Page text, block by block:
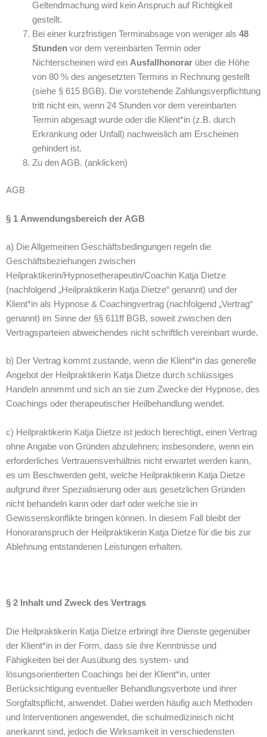
Geltendmachung wird kein Anspruch auf Richtigkeit
gestellt.
Bei einer kurzfristigen Terminabsage von weniger als 48
Stundenvor dem vereinbarten Termin oder
Nichterscheinen wird ein Ausfallhonorarüber die Höhe
von 80 % des angesetzten Termins in Rechnung gestellt
(siehe § 615 BGB). Die vorstehende Zahlungsverpflichtung
tritt nicht ein, wenn 24 Stunden vor dem vereinbarten
Termin abgesagt wurde oder die Klient*in (z.B. durch
Erkrankung oder Unfall) nachweislich am Erscheinen
gehindert ist.
Zu den AGB. (anklicken)
AGB
§ 1 Anwendungsbereich der AGB
a) Die Allgemeinen Geschäftsbedingungen regeln die
Geschäftsbeziehungen zwischen
Heilpraktikerin/Hypnosetherapeutin/Coachin Katja Dietze
(nachfolgend „Heilpraktikerin Katja Dietze“ genannt) und der
Klient*in als Hypnose & Coachingvertrag (nachfolgend „Vertrag“
genannt) im Sinne der §§ 611ff BGB, soweit zwischen den
Vertragsparteien abweichendes nicht schriftlich vereinbart wurde.
b) Der Vertrag kommt zustande, wenn die Klient*in das generelle
Angebot der Heilpraktikerin Katja Dietze durch schlüssiges
Handeln annimmt und sich an sie zum Zwecke der Hypnose, des
Coachings oder therapeutischer Heilbehandlung wendet.
c) Heilpraktikerin Katja Dietze ist jedoch berechtigt, einen Vertrag
ohne Angabe von Gründen abzulehnen; insbesondere, wenn ein
erforderliches Vertrauensverhältnis nicht erwartet werden kann,
es um Beschwerden geht, welche Heilpraktikerin Katja Dietze
aufgrund ihrer Spezialisierung oder aus gesetzlichen Gründen
nicht behandeln kann oder darf oder welche sie in
Gewissenskonflikte bringen können. In diesem Fall bleibt der
Honoraranspruch der Heilpraktikerin Katja Dietze für die bis zur
Ablehnung entstandenen Leistungen erhalten.
§ 2 Inhalt und Zweck des Vertrags
Die Heilpraktikerin Katja Dietze erbringt ihre Dienste gegenüber
der Klient*in in der Form, dass sie ihre Kenntnisse und
Fähigkeiten bei der Ausübung des system- und
lösungsorientierten Coachings bei der Klient*in, unter
Berücksichtigung eventueller Behandlungsverbote und ihrer
Sorgfaltspflicht, anwendet. Dabei werden häufig auch Methoden
und Interventionen angewendet, die schulmedizinisch nicht
anerkannt sind, jedoch die Wirksamkeit in verschiedensten